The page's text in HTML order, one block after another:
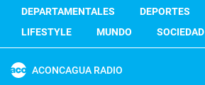
DEPARTAMENTALES
DEPORTES
LIFESTYLE
MUNDO SOCIEDAD
ACONCAGUA RADIO